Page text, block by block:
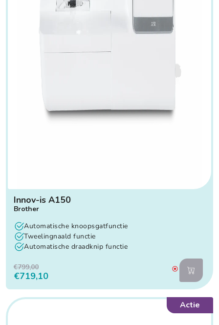
Innov-is A150
Brother
Automatische knoopsgatfunctie
Tweelingnaald functie
Automatische draadknip functie
€799,00
€719,10
Actie